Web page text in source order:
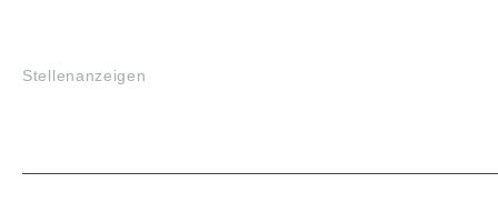
Stellenanzeigen